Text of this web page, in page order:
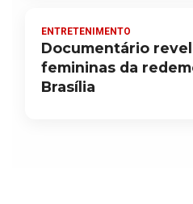
ENTRETENIMENTO
Documentário
femininas da
Brasília